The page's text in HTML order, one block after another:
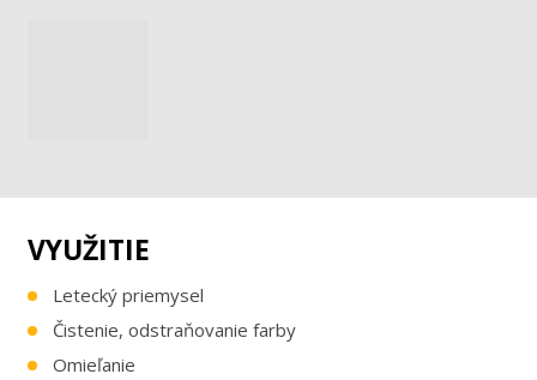
VYUŽITIE
Letecký priemysel
Čistenie, odstraňovanie farby
Omieľanie